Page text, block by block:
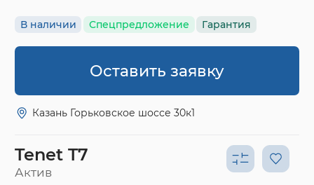
В наличии Спецпредложение Гарантия
Оставить заявку
Казань Горьковское шоссе 30к1
Tenet T7
Актив